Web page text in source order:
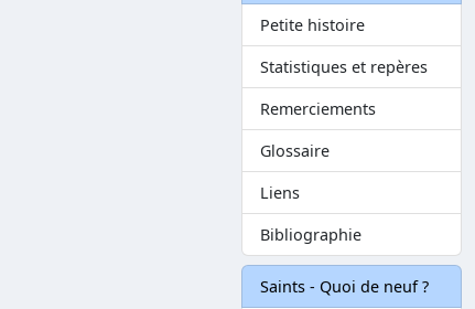
Petite histoire
Statistiques et repères
Remerciements
Glossaire
Liens
Bibliographie
Saints - Quoi de neuf ?